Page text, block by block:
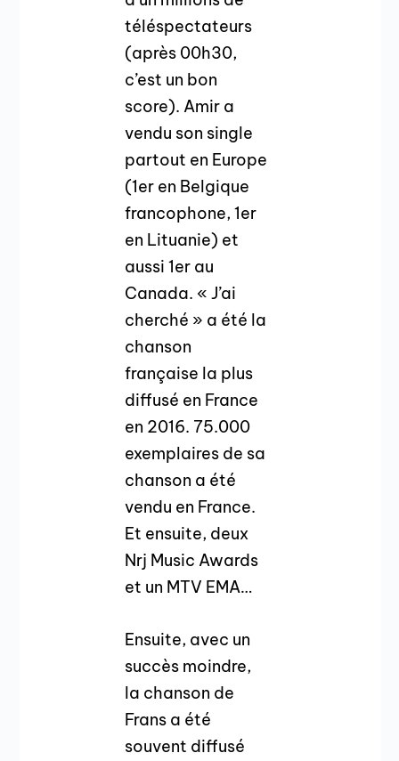
téléspectateurs
(après 00h30,
c’est un bon
score). Amir a
vendu son single
partout en Europe
(1er en Belgique
francophone, 1er
en Lituanie) et
aussi 1er au
Canada. « J’ai
cherché » a été la
chanson
française la plus
diffusé en France
en 2016. 75.000
exemplaires de sa
chanson a été
vendu en France.
Et ensuite, deux
Nrj Music Awards
et un MTV EMA…
Ensuite, avec un
succès moindre,
la chanson de
Frans a été
souvent diffusé